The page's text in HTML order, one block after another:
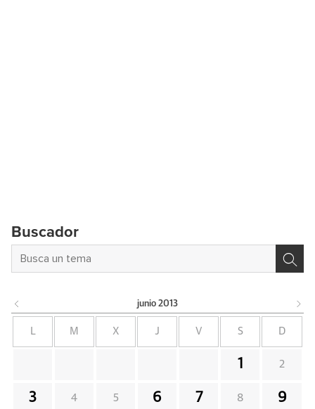
Buscador
junio 2013
L M X J V S D
1 2
3 4 5 6 7 8 9